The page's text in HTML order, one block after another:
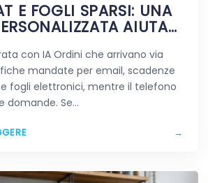
E FOGLI SPARSI: UNA
AIUTA
con IA Ordini che arrivano via
mandate per email, scadenze
fogli elettronici, mentre il telefono
domande. Se…
→